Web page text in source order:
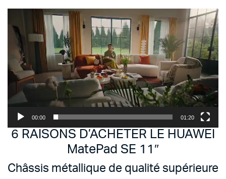
vidéo
00:00 01:20
6 RAISONS D’ACHETER LE HUAWEI
MatePad SE 11″
Châssis métallique de qualité supérieure